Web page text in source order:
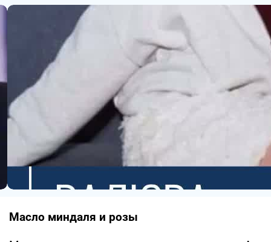
Масло миндаля и розы